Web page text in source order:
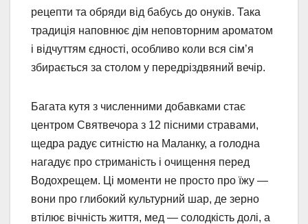
рецепти та обряди від бабусь до онуків. Така
традиція наповнює дім неповторним ароматом
і відчуттям єдності, особливо коли вся сім’я
збирається за столом у передріздвяний вечір.
Багата кутя з численними добавками стає
центром Святвечора з 12 пісними стравами,
щедра радує ситністю на Маланку, а голодна
нагадує про стриманість і очищення перед
Водохрещем. Ці моменти не просто про їжу —
вони про глибокий культурний шар, де зерно
втілює вічність життя, мед — солодкість долі, а